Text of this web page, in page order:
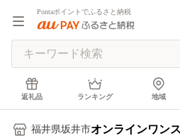
Pontaポイントでふるさと納税
返礼品 ランキング 地域
福井県坂井市オンラインワン